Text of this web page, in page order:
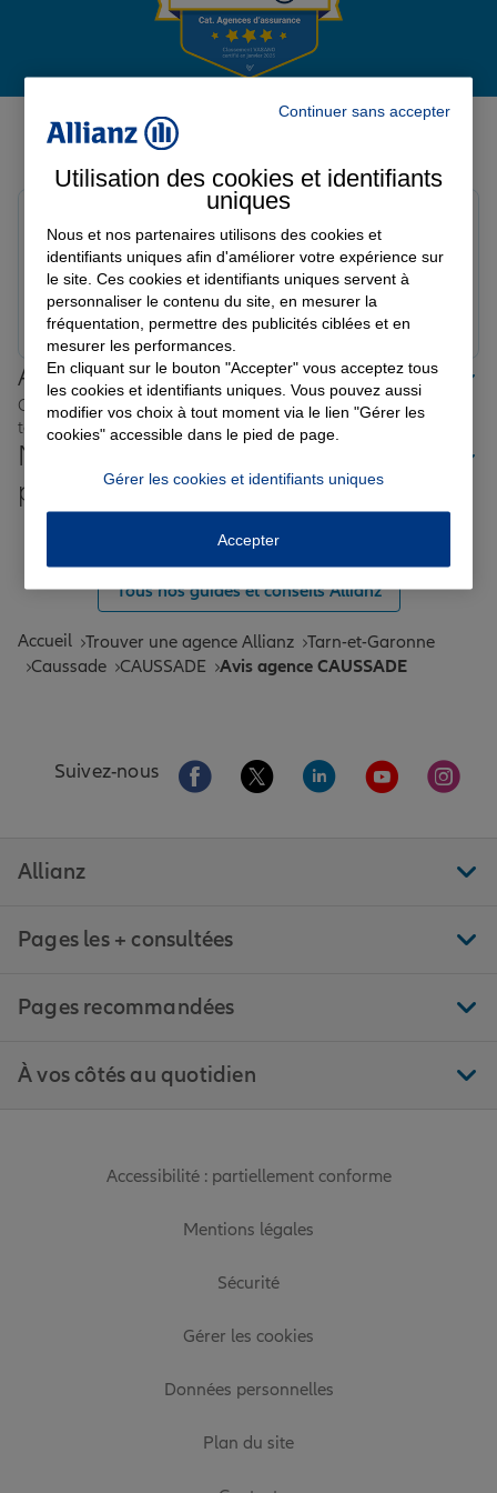
Garantie des accidents de la vie
Assurance scolaire
Protection juridique
Retraite
Tous nos devis d'assurance
Avis de l'agence Agence
CAUSSADE
Avis sur une période de 6 mois
Note de 5 sur 5
Le 11/02/2026 - Agence CAUSSADE
Prendre un RDV Voir l'agence
Allianz proche de chez vous
Où que vous soyez en France, nos agences Allianz sont
toujours près de chez vous.
Nos offres d'assurance dans les
plus grandes villes de France
Toutes les agences Allianz de France
Tous nos guides et conseils Allianz
Accueil Trouver une agence Allianz Tarn-et-Garonne
Caussade CAUSSADE Avis agence CAUSSADE
Suivez-nous Aller sur la page Facebook de Allianz
Aller sur la page Twitter de
Aller sur la page
Aller sur la
Aller
Allianz
Pages les + consultées
Pages recommandées
À vos côtés au quotidien
Accessibilité : partiellement conforme
Mentions légales
Sécurité
Gérer les cookies
Données personnelles
Plan du site
Continuer sans accepter
Utilisation des cookies et identifiants
uniques
Nous et nos partenaires utilisons des cookies et
identifiants uniques afin d'améliorer votre expérience sur
le site. Ces cookies et identifiants uniques servent à
personnaliser le contenu du site, en mesurer la
fréquentation, permettre des publicités ciblées et en
mesurer les performances.
En cliquant sur le bouton "Accepter" vous acceptez tous
les cookies et identifiants uniques. Vous pouvez aussi
modifier vos choix à tout moment via le lien "Gérer les
cookies" accessible dans le pied de page.
Gérer les cookies et identifiants uniques
Accepter